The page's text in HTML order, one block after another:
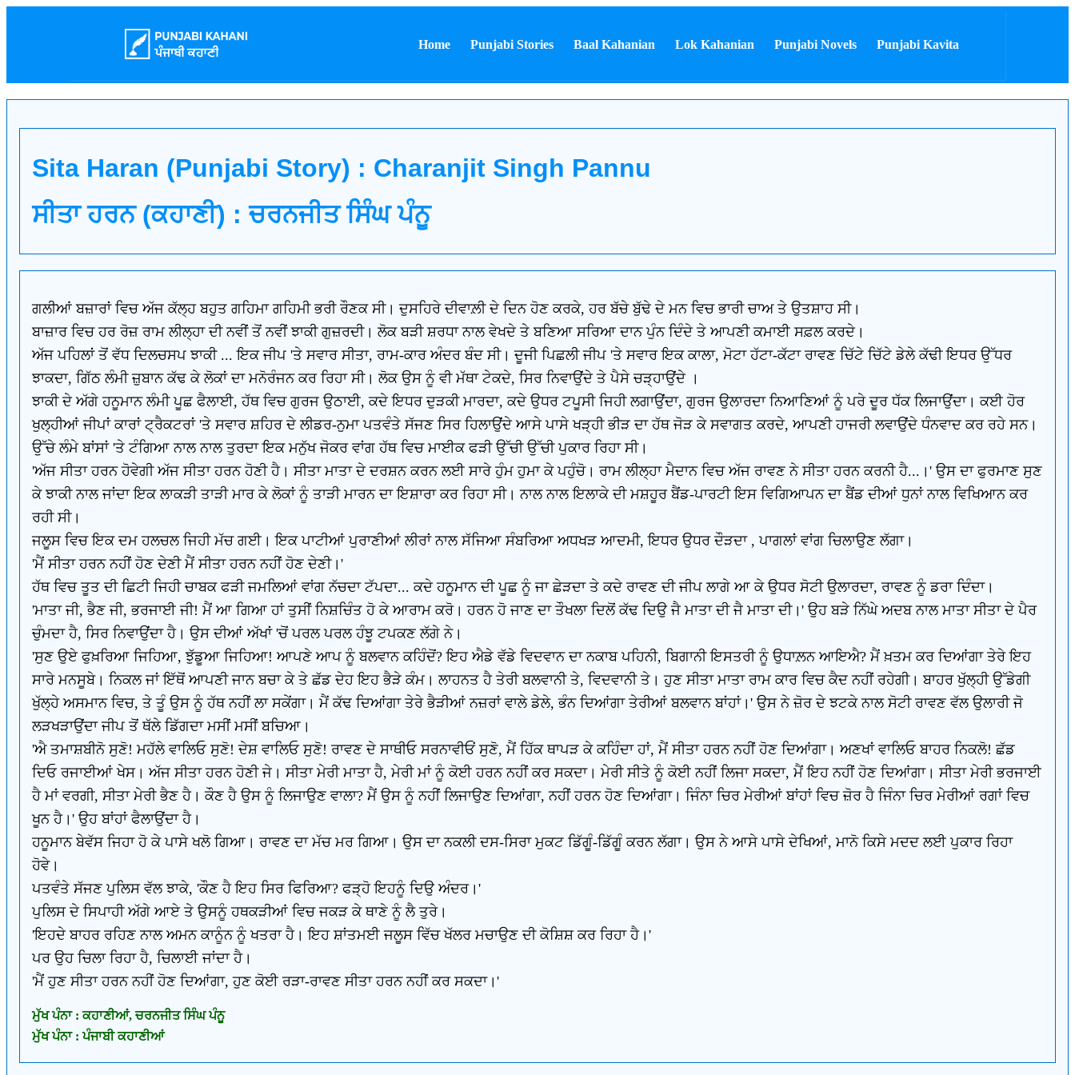
Home Punjabi Stories Baal Kahanian Lok Kahanian Punjabi Novels Punjabi Kavita
Sita Haran (Punjabi Story) : Charanjit Singh Pannu
ਸੀਤਾ ਹਰਨ (ਕਹਾਣੀ) : ਚਰਨਜੀਤ ਸਿੰਘ ਪੰਨੂ
ਗਲੀਆਂ ਬਜ਼ਾਰਾਂ ਵਿਚ ਅੱਜ ਕੱਲ੍ਹ ਬਹੁਤ ਗਹਿਮਾ ਗਹਿਮੀ ਭਰੀ ਰੌਣਕ ਸੀ। ਦੁਸਹਿਰੇ ਦੀਵਾਲ਼ੀ ਦੇ ਦਿਨ ਹੋਣ ਕਰਕੇ, ਹਰ ਬੱਚੇ ਬੁੱਢੇ ਦੇ ਮਨ ਵਿਚ ਭਾਰੀ ਚਾਅ ਤੇ ਉਤਸ਼ਾਹ ਸੀ।
ਬਾਜ਼ਾਰ ਵਿਚ ਹਰ ਰੋਜ਼ ਰਾਮ ਲੀਲ੍ਹਾ ਦੀ ਨਵੀਂ ਤੋਂ ਨਵੀਂ ਝਾਕੀ ਗੁਜ਼ਰਦੀ। ਲੋਕ ਬੜੀ ਸ਼ਰਧਾ ਨਾਲ ਵੇਖਦੇ ਤੇ ਬਣਿਆ ਸਰਿਆ ਦਾਨ ਪੁੰਨ ਦਿੰਦੇ ਤੇ ਆਪਣੀ ਕਮਾਈ ਸਫ਼ਲ ਕਰਦੇ।
ਅੱਜ ਪਹਿਲਾਂ ਤੋਂ ਵੱਧ ਦਿਲਚਸਪ ਝਾਕੀ ... ਇਕ ਜੀਪ 'ਤੇ ਸਵਾਰ ਸੀਤਾ, ਰਾਮ-ਕਾਰ ਅੰਦਰ ਬੰਦ ਸੀ। ਦੂਜੀ ਪਿਛਲੀ ਜੀਪ 'ਤੇ ਸਵਾਰ ਇਕ ਕਾਲਾ, ਮੋਟਾ ਹੱਟਾ-ਕੱਟਾ ਰਾਵਣ ਚਿੱਟੇ ਚਿੱਟੇ ਡੇਲੇ ਕੱਢੀ ਇਧਰ ਉੱਧਰ
ਝਾਕਦਾ, ਗਿੱਠ ਲੰਮੀ ਜ਼ੁਬਾਨ ਕੱਢ ਕੇ ਲੋਕਾਂ ਦਾ ਮਨੋਰੰਜਨ ਕਰ ਰਿਹਾ ਸੀ। ਲੋਕ ਉਸ ਨੂੰ ਵੀ ਮੱਥਾ ਟੇਕਦੇ, ਸਿਰ ਨਿਵਾਉਂਦੇ ਤੇ ਪੈਸੇ ਚੜ੍ਹਾਉਂਦੇ ।
ਝਾਕੀ ਦੇ ਅੱਗੇ ਹਨੂਮਾਨ ਲੰਮੀ ਪੂਛ ਫੈਲਾਈ, ਹੱਥ ਵਿਚ ਗੁਰਜ ਉਠਾਈ, ਕਦੇ ਇਧਰ ਦੁੜਕੀ ਮਾਰਦਾ, ਕਦੇ ਉਧਰ ਟਪੂਸੀ ਜਿਹੀ ਲਗਾਉਂਦਾ, ਗੁਰਜ ਉਲਾਰਦਾ ਨਿਆਣਿਆਂ ਨੂੰ ਪਰੇ ਦੂਰ ਧੱਕ ਲਿਜਾਉਂਦਾ। ਕਈ ਹੋਰ
ਖੁਲ੍ਹੀਆਂ ਜੀਪਾਂ ਕਾਰਾਂ ਟ੍ਰੈਕਟਰਾਂ 'ਤੇ ਸਵਾਰ ਸ਼ਹਿਰ ਦੇ ਲੀਡਰ-ਨੁਮਾ ਪਤਵੰਤੇ ਸੱਜਣ ਸਿਰ ਹਿਲਾਉਂਦੇ ਆਸੇ ਪਾਸੇ ਖੜ੍ਹੀ ਭੀੜ ਦਾ ਹੱਥ ਜੋੜ ਕੇ ਸਵਾਗਤ ਕਰਦੇ, ਆਪਣੀ ਹਾਜਰੀ ਲਵਾਉਂਦੇ ਧੰਨਵਾਦ ਕਰ ਰਹੇ ਸਨ।
ਉੱਚੇ ਲੰਮੇ ਬਾਂਸਾਂ 'ਤੇ ਟੰਗਿਆ ਨਾਲ ਨਾਲ ਤੁਰਦਾ ਇਕ ਮਨੁੱਖ ਜੋਕਰ ਵਾਂਗ ਹੱਥ ਵਿਚ ਮਾਈਕ ਫੜੀ ਉੱਚੀ ਉੱਚੀ ਪੁਕਾਰ ਰਿਹਾ ਸੀ।
'ਅੱਜ ਸੀਤਾ ਹਰਨ ਹੋਵੇਗੀ ਅੱਜ ਸੀਤਾ ਹਰਨ ਹੋਣੀ ਹੈ। ਸੀਤਾ ਮਾਤਾ ਦੇ ਦਰਸ਼ਨ ਕਰਨ ਲਈ ਸਾਰੇ ਹੁੰਮ ਹੁਮਾ ਕੇ ਪਹੁੰਚੋ। ਰਾਮ ਲੀਲ੍ਹਾ ਮੈਦਾਨ ਵਿਚ ਅੱਜ ਰਾਵਣ ਨੇ ਸੀਤਾ ਹਰਨ ਕਰਨੀ ਹੈ...।' ਉਸ ਦਾ ਫੁਰਮਾਣ ਸੁਣ
ਕੇ ਝਾਕੀ ਨਾਲ ਜਾਂਦਾ ਇਕ ਲਾਕੜੀ ਤਾੜੀ ਮਾਰ ਕੇ ਲੋਕਾਂ ਨੂੰ ਤਾੜੀ ਮਾਰਨ ਦਾ ਇਸ਼ਾਰਾ ਕਰ ਰਿਹਾ ਸੀ। ਨਾਲ ਨਾਲ ਇਲਾਕੇ ਦੀ ਮਸ਼ਹੂਰ ਬੈਂਡ-ਪਾਰਟੀ ਇਸ ਵਿਗਿਆਪਨ ਦਾ ਬੈਂਡ ਦੀਆਂ ਧੁਨਾਂ ਨਾਲ ਵਿਖਿਆਨ ਕਰ
ਰਹੀ ਸੀ।
ਜਲੂਸ ਵਿਚ ਇਕ ਦਮ ਹਲਚਲ ਜਿਹੀ ਮੱਚ ਗਈ। ਇਕ ਪਾਟੀਆਂ ਪੁਰਾਣੀਆਂ ਲੀਰਾਂ ਨਾਲ ਸੱਜਿਆ ਸੰਬਰਿਆ ਅਧਖੜ ਆਦਮੀ, ਇਧਰ ਉਧਰ ਦੌੜਦਾ , ਪਾਗਲਾਂ ਵਾਂਗ ਚਿਲਾਉਣ ਲੱਗਾ।
'ਮੈਂ ਸੀਤਾ ਹਰਨ ਨਹੀਂ ਹੋਣ ਦੇਣੀ ਮੈਂ ਸੀਤਾ ਹਰਨ ਨਹੀਂ ਹੋਣ ਦੇਣੀ।'
ਹੱਥ ਵਿਚ ਤੂਤ ਦੀ ਛਿਟੀ ਜਿਹੀ ਚਾਬਕ ਫੜੀ ਜਮਲਿਆਂ ਵਾਂਗ ਨੱਚਦਾ ਟੱਪਦਾ... ਕਦੇ ਹਨੂਮਾਨ ਦੀ ਪੂਛ ਨੂੰ ਜਾ ਛੇੜਦਾ ਤੇ ਕਦੇ ਰਾਵਣ ਦੀ ਜੀਪ ਲਾਗੇ ਆ ਕੇ ਉਧਰ ਸੋਟੀ ਉਲਾਰਦਾ, ਰਾਵਣ ਨੂੰ ਡਰਾ ਦਿੰਦਾ।
'ਮਾਤਾ ਜੀ, ਭੈਣ ਜੀ, ਭਰਜਾਈ ਜੀ! ਮੈਂ ਆ ਗਿਆ ਹਾਂ ਤੁਸੀਂ ਨਿਸ਼ਚਿੰਤ ਹੋ ਕੇ ਆਰਾਮ ਕਰੋ। ਹਰਨ ਹੋ ਜਾਣ ਦਾ ਤੌਖਲਾ ਦਿਲੋਂ ਕੱਢ ਦਿਉ ਜੈ ਮਾਤਾ ਦੀ ਜੈ ਮਾਤਾ ਦੀ।' ਉਹ ਬੜੇ ਨਿੱਘੇ ਅਦਬ ਨਾਲ ਮਾਤਾ ਸੀਤਾ ਦੇ ਪੈਰ
ਚੁੰਮਦਾ ਹੈ, ਸਿਰ ਨਿਵਾਉਂਦਾ ਹੈ। ਉਸ ਦੀਆਂ ਅੱਖਾਂ 'ਚੋਂ ਪਰਲ ਪਰਲ ਹੰਝੂ ਟਪਕਣ ਲੱਗੇ ਨੇ।
'ਸੁਣ ਉਏ ਫੁਖ਼ਰਿਆ ਜਿਹਿਆ, ਝੁੱਡੂਆ ਜਿਹਿਆ! ਆਪਣੇ ਆਪ ਨੂੰ ਬਲਵਾਨ ਕਹਿੰਦੋਂ? ਇਹ ਐਡੇ ਵੱਡੇ ਵਿਦਵਾਨ ਦਾ ਨਕਾਬ ਪਹਿਨੀ, ਬਿਗਾਨੀ ਇਸਤਰੀ ਨੂੰ ਉਧਾਲ਼ਨ ਆਇਐ? ਮੈਂ ਖ਼ਤਮ ਕਰ ਦਿਆਂਗਾ ਤੇਰੇ ਇਹ
ਸਾਰੇ ਮਨਸੂਬੇ। ਨਿਕਲ ਜਾਂ ਇੱਥੋਂ ਆਪਣੀ ਜਾਨ ਬਚਾ ਕੇ ਤੇ ਛੱਡ ਦੇਹ ਇਹ ਭੈੜੇ ਕੰਮ। ਲਾਹਨਤ ਹੈ ਤੇਰੀ ਬਲਵਾਨੀ ਤੇ, ਵਿਦਵਾਨੀ ਤੇ। ਹੁਣ ਸੀਤਾ ਮਾਤਾ ਰਾਮ ਕਾਰ ਵਿਚ ਕੈਦ ਨਹੀਂ ਰਹੇਗੀ। ਬਾਹਰ ਖੁੱਲ੍ਹੀ ਉੱਡੇਗੀ
ਖੁੱਲ੍ਹੇ ਅਸਮਾਨ ਵਿਚ, ਤੇ ਤੂੰ ਉਸ ਨੂੰ ਹੱਥ ਨਹੀਂ ਲਾ ਸਕੇਂਗਾ। ਮੈਂ ਕੱਢ ਦਿਆਂਗਾ ਤੇਰੇ ਭੈੜੀਆਂ ਨਜ਼ਰਾਂ ਵਾਲੇ ਡੇਲੇ, ਭੰਨ ਦਿਆਂਗਾ ਤੇਰੀਆਂ ਬਲਵਾਨ ਬਾਂਹਾਂ।' ਉਸ ਨੇ ਜ਼ੋਰ ਦੇ ਝਟਕੇ ਨਾਲ ਸੋਟੀ ਰਾਵਣ ਵੱਲ ਉਲਾਰੀ ਜੋ
ਲੜਖੜਾਉਂਦਾ ਜੀਪ ਤੋਂ ਥੱਲੇ ਡਿੱਗਦਾ ਮਸੀਂ ਮਸੀਂ ਬਚਿਆ।
'ਐ ਤਮਾਸ਼ਬੀਨੋ ਸੁਣੋ! ਮਹੱਲੇ ਵਾਲਿਓ ਸੁਣੋ! ਦੇਸ਼ ਵਾਲਿਓ ਸੁਣੋ! ਰਾਵਣ ਦੇ ਸਾਥੀਓ ਸਰਨਾਵੀਓਂ ਸੁਣੋ, ਮੈਂ ਹਿੱਕ ਥਾਪੜ ਕੇ ਕਹਿੰਦਾ ਹਾਂ, ਮੈਂ ਸੀਤਾ ਹਰਨ ਨਹੀਂ ਹੋਣ ਦਿਆਂਗਾ। ਅਣਖਾਂ ਵਾਲਿਓ ਬਾਹਰ ਨਿਕਲੋ! ਛੱਡ
ਦਿਓ ਰਜਾਈਆਂ ਖੇਸ। ਅੱਜ ਸੀਤਾ ਹਰਨ ਹੋਣੀ ਜੇ। ਸੀਤਾ ਮੇਰੀ ਮਾਤਾ ਹੈ, ਮੇਰੀ ਮਾਂ ਨੂੰ ਕੋਈ ਹਰਨ ਨਹੀਂ ਕਰ ਸਕਦਾ। ਮੇਰੀ ਸੀਤੇ ਨੂੰ ਕੋਈ ਨਹੀਂ ਲਿਜਾ ਸਕਦਾ, ਮੈਂ ਇਹ ਨਹੀਂ ਹੋਣ ਦਿਆਂਗਾ। ਸੀਤਾ ਮੇਰੀ ਭਰਜਾਈ
ਹੈ ਮਾਂ ਵਰਗੀ, ਸੀਤਾ ਮੇਰੀ ਭੈਣ ਹੈ। ਕੌਣ ਹੈ ਉਸ ਨੂੰ ਲਿਜਾਉਣ ਵਾਲਾ? ਮੈਂ ਉਸ ਨੂੰ ਨਹੀਂ ਲਿਜਾਉਣ ਦਿਆਂਗਾ, ਨਹੀਂ ਹਰਨ ਹੋਣ ਦਿਆਂਗਾ। ਜਿੰਨਾ ਚਿਰ ਮੇਰੀਆਂ ਬਾਂਹਾਂ ਵਿਚ ਜ਼ੋਰ ਹੈ ਜਿੰਨਾ ਚਿਰ ਮੇਰੀਆਂ ਰਗਾਂ ਵਿਚ
ਖੂਨ ਹੈ।' ਉਹ ਬਾਂਹਾਂ ਫੈਲਾਉਂਦਾ ਹੈ।
ਹਨੂਮਾਨ ਬੇਵੱਸ ਜਿਹਾ ਹੋ ਕੇ ਪਾਸੇ ਖਲੋ ਗਿਆ। ਰਾਵਣ ਦਾ ਮੱਚ ਮਰ ਗਿਆ। ਉਸ ਦਾ ਨਕਲੀ ਦਸ-ਸਿਰਾ ਮੁਕਟ ਡਿੱਗੂੰ-ਡਿੱਗੂੰ ਕਰਨ ਲੱਗਾ। ਉਸ ਨੇ ਆਸੇ ਪਾਸੇ ਦੇਖਿਆਂ, ਮਾਨੋ ਕਿਸੇ ਮਦਦ ਲਈ ਪੁਕਾਰ ਰਿਹਾ
ਹੋਵੇ।
ਪਤਵੰਤੇ ਸੱਜਣ ਪੁਲਿਸ ਵੱਲ ਝਾਕੇ, 'ਕੌਣ ਹੈ ਇਹ ਸਿਰ ਫਿਰਿਆ? ਫੜ੍ਹੋ ਇਹਨੂੰ ਦਿਉ ਅੰਦਰ।'
ਪੁਲਿਸ ਦੇ ਸਿਪਾਹੀ ਅੱਗੇ ਆਏ ਤੇ ਉਸਨੂੰ ਹਥਕੜੀਆਂ ਵਿਚ ਜਕੜ ਕੇ ਥਾਣੇ ਨੂੰ ਲੈ ਤੁਰੇ।
'ਇਹਦੇ ਬਾਹਰ ਰਹਿਣ ਨਾਲ ਅਮਨ ਕਾਨੂੰਨ ਨੂੰ ਖਤਰਾ ਹੈ। ਇਹ ਸ਼ਾਂਤਮਈ ਜਲੂਸ ਵਿੱਚ ਖੱਲਰ ਮਚਾਉਣ ਦੀ ਕੋਸ਼ਿਸ਼ ਕਰ ਰਿਹਾ ਹੈ।'
ਪਰ ਉਹ ਚਿਲਾ ਰਿਹਾ ਹੈ, ਚਿਲਾਈ ਜਾਂਦਾ ਹੈ।
'ਮੈਂ ਹੁਣ ਸੀਤਾ ਹਰਨ ਨਹੀਂ ਹੋਣ ਦਿਆਂਗਾ, ਹੁਣ ਕੋਈ ਰੜਾ-ਰਾਵਣ ਸੀਤਾ ਹਰਨ ਨਹੀਂ ਕਰ ਸਕਦਾ।'
ਮੁੱਖ ਪੰਨਾ : ਕਹਾਣੀਆਂ, ਚਰਨਜੀਤ ਸਿੰਘ ਪੰਨੂ
ਮੁੱਖ ਪੰਨਾ : ਪੰਜਾਬੀ ਕਹਾਣੀਆਂ